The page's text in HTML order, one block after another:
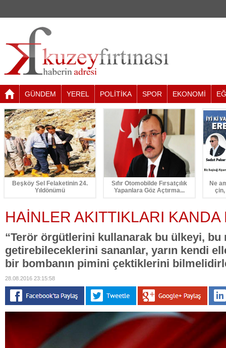
GÜNDEM YEREL POLİTİKA SPOR EKONOMİ
Beşköy Sel Felaketinin 24.
Yıldönümü
Sıfır Otomobilde Fırsatçılık
Yapanlara Göz Açtırma...
Ne
HAİNLER AKITTIKLARI
“Terör örgütlerini kullanarak bu ülkeyi, bu
getirebileceklerini sananlar, yarın kendi
bir bombanın pimini çektiklerini
28.08.2016 23:15:58